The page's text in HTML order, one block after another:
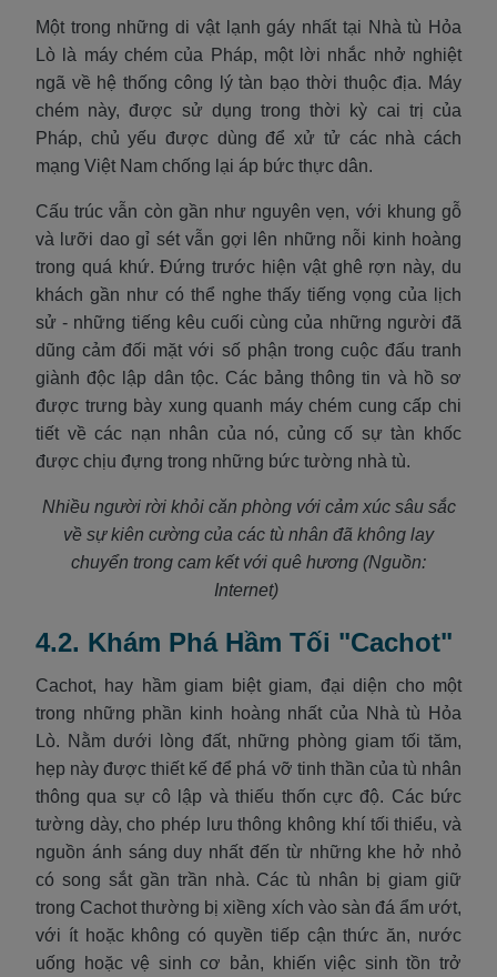
Một trong những di vật lạnh gáy nhất tại Nhà tù Hỏa
Lò là máy chém của Pháp, một lời nhắc nhở nghiệt
ngã về hệ thống công lý tàn bạo thời thuộc địa. Máy
chém này, được sử dụng trong thời kỳ cai trị của
Pháp, chủ yếu được dùng để xử tử các nhà cách
mạng Việt Nam chống lại áp bức thực dân.
Cấu trúc vẫn còn gần như nguyên vẹn, với khung gỗ
và lưỡi dao gỉ sét vẫn gợi lên những nỗi kinh hoàng
trong quá khứ. Đứng trước hiện vật ghê rợn này, du
khách gần như có thể nghe thấy tiếng vọng của lịch
sử - những tiếng kêu cuối cùng của những người đã
dũng cảm đối mặt với số phận trong cuộc đấu tranh
giành độc lập dân tộc. Các bảng thông tin và hồ sơ
được trưng bày xung quanh máy chém cung cấp chi
tiết về các nạn nhân của nó, củng cố sự tàn khốc
được chịu đựng trong những bức tường nhà tù.
Nhiều người rời khỏi căn phòng với cảm xúc sâu sắc
về sự kiên cường của các tù nhân đã không lay
chuyển trong cam kết với quê hương (Nguồn:
Internet)
4.2. Khám Phá Hầm Tối "Cachot"
Cachot, hay hầm giam biệt giam, đại diện cho một
trong những phần kinh hoàng nhất của Nhà tù Hỏa
Lò. Nằm dưới lòng đất, những phòng giam tối tăm,
hẹp này được thiết kế để phá vỡ tinh thần của tù nhân
thông qua sự cô lập và thiếu thốn cực độ. Các bức
tường dày, cho phép lưu thông không khí tối thiểu, và
nguồn ánh sáng duy nhất đến từ những khe hở nhỏ
có song sắt gần trần nhà. Các tù nhân bị giam giữ
trong Cachot thường bị xiềng xích vào sàn đá ẩm ướt,
với ít hoặc không có quyền tiếp cận thức ăn, nước
uống hoặc vệ sinh cơ bản, khiến việc sinh tồn trở